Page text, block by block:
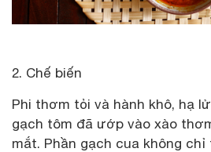
2. Chế biến
Phi thơm tỏi và hành khô, hạ
gạch tôm đã ướp vào xào
mắt. Phần gạch cua không